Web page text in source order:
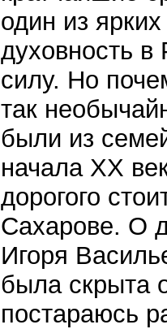
один из
духовность в
силу. Но
так
были из
начала XX
дорогого
Сахарове. О
Игоря
была скрыта
постараюсь